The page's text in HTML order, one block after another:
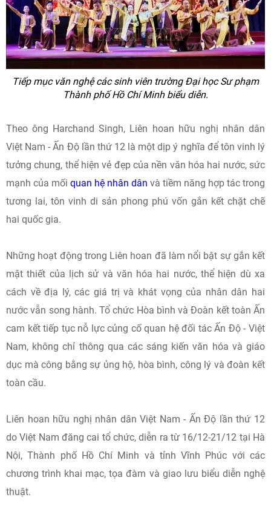
Tiếp mục văn nghệ các sinh viên trường Đại học Sư phạm
Thành phố Hồ Chí Minh biểu diễn.
Theo ông Harchand Singh, Liên hoan hữu nghị nhân dân
Việt Nam - Ấn Độ lần thứ 12 là một dịp ý nghĩa để tôn vinh lý
tưởng chung, thể hiện vẻ đẹp của nền văn hóa hai nước, sức
mạnh của mối quan hệ nhân dân và tiềm năng hợp tác trong
tương lai, tôn vinh di sản phong phú vốn gắn kết chặt chẽ
hai quốc gia.
Những hoạt động trong Liên hoan đã làm nổi bật sự gắn kết
mật thiết của lịch sử và văn hóa hai nước, thể hiện dù xa
cách về địa lý, các giá trị và khát vọng của nhân dân hai
nước vẫn song hành. Tổ chức Hòa bình và Đoàn kết toàn Ấn
cam kết tiếp tục nỗ lực củng cố quan hệ đối tác Ấn Độ - Việt
Nam, không chỉ thông qua các sáng kiến văn hóa và giáo
dục mà công bằng sự ủng hộ, hòa bình, công lý và đoàn kết
toàn cầu.
Liên hoan hữu nghị nhân dân Việt Nam - Ấn Độ lần thứ 12
do Việt Nam đăng cai tổ chức, diễn ra từ 16/12-21/12 tại Hà
Nội, Thành phố Hồ Chí Minh và tỉnh Vĩnh Phúc với các
chương trình khai mạc, tọa đàm và giao lưu biểu diễn nghệ
thuật.